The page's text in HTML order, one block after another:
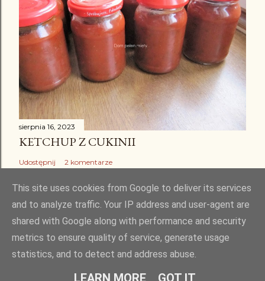
sierpnia 16, 2023
KETCHUP Z CUKINII
Udostępnij 2 komentarze
Obsługiwane przez usługę Blogger
Kopiowanie i rozpowszechnianie bez mojej zgody jest zabronione
This site uses cookies from Google to deliver its services
and to analyze traffic. Your IP address and user-agent are
shared with Google along with performance and security
metrics to ensure quality of service, generate usage
statistics, and to detect and address abuse.
LEARN MORE GOT IT